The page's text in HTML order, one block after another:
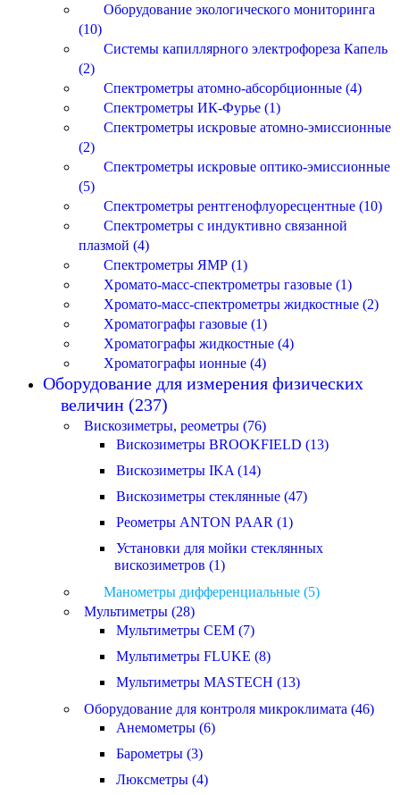
Оборудование экологического мониторинга
(10)
Системы капиллярного электрофореза Капель
(2)
Спектрометры атомно-абсорбционные (4)
Спектрометры ИК-Фурье (1)
Спектрометры искровые атомно-эмиссионные
(2)
Спектрометры искровые оптико-эмиссионные
(5)
Спектрометры рентгенофлуоресцентные (10)
Спектрометры с индуктивно связанной
плазмой (4)
Спектрометры ЯМР (1)
Хромато-масс-спектрометры газовые (1)
Хромато-масс-спектрометры жидкостные (2)
Хроматографы газовые (1)
Хроматографы жидкостные (4)
Хроматографы ионные (4)
Оборудование для измерения физических
величин (237)
Вискозиметры, реометры (76)
Вискозиметры BROOKFIELD (13)
Вискозиметры IKA (14)
Вискозиметры стеклянные (47)
Реометры ANTON PAAR (1)
Установки для мойки стеклянных
вискозиметров (1)
Манометры дифференциальные (5)
Мультиметры (28)
Мультиметры CEM (7)
Мультиметры FLUKE (8)
Мультиметры MASTECH (13)
Оборудование для контроля микроклимата (46)
Анемометры (6)
Барометры (3)
Люксметры (4)